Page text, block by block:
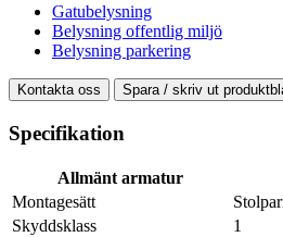
Gatubelysning
Belysning offentlig miljö
Belysning parkering
Kontakta oss Spara / skriv ut
Specifikation
Allmänt armatur
Montagesätt
Skyddsklass
1